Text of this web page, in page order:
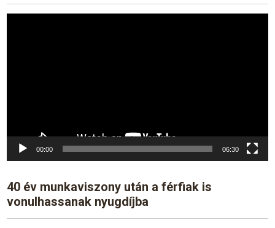
00:00 06:30
40 év munkaviszony után a férfiak is
vonulhassanak nyugdíjba